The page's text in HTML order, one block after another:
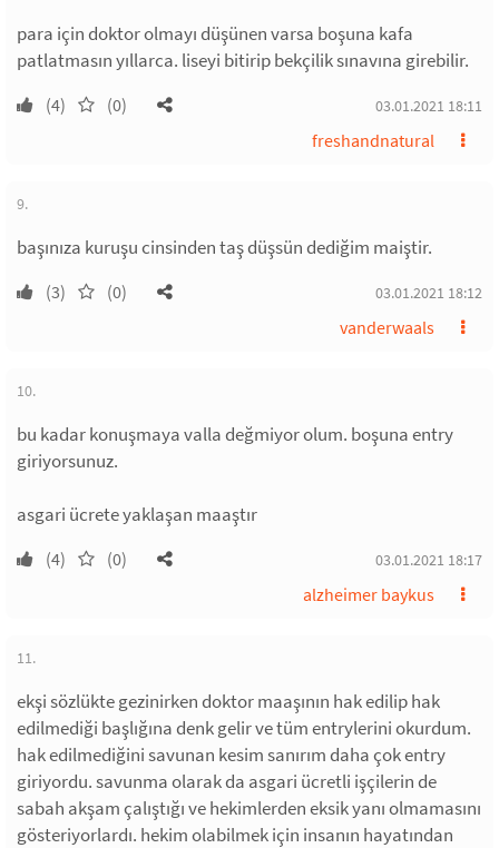
para için doktor olmayı düşünen varsa boşuna kafa
patlatmasın yıllarca. liseyi bitirip bekçilik sınavına girebilir.
(4) (0) 03.01.2021 18:11
freshandnatural
9.
başınıza kuruşu cinsinden taş düşsün dediğim maiştir.
(3) (0) 03.01.2021 18:12
vanderwaals
10.
bu kadar konuşmaya valla değmiyor olum. boşuna entry
giriyorsunuz.
asgari ücrete yaklaşan maaştır
(4) (0) 03.01.2021 18:17
alzheimer baykus
11.
ekşi sözlükte gezinirken doktor maaşının hak edilip hak
edilmediği başlığına denk gelir ve tüm entrylerini okurdum.
hak edilmediğini savunan kesim sanırım daha çok entry
giriyordu. savunma olarak da asgari ücretli işçilerin de
sabah akşam çalıştığı ve hekimlerden eksik yanı olmamasını
gösteriyorlardı. hekim olabilmek için insanın hayatından